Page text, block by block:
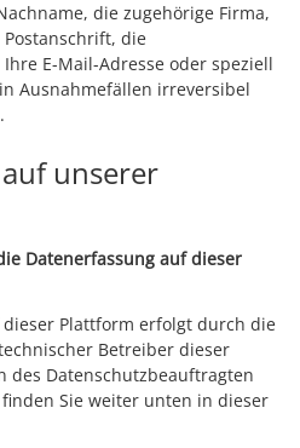
die zugehörige Firma,
die
E-Mail-Adresse oder speziell
Ausnahmefällen irreversibel
unserer
Datenerfassung auf dieser
Plattform erfolgt durch die
Betreiber dieser
des Datenschutzbeauftragten
finden Sie weiter unten in dieser